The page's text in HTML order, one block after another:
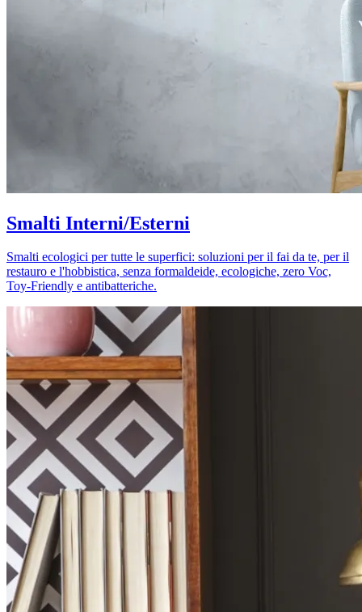
Smalti Interni/Esterni
Smalti ecologici per tutte le superfici: soluzioni per il fai da te, per il
restauro e l'hobbistica, senza formaldeide, ecologiche, zero Voc,
Toy-Friendly e antibatteriche.